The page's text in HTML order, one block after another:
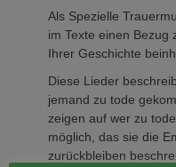
Als Spezielle
im Texte einen Bezug
Ihrer Geschichte
Diese Lieder
jemand zu tode
zeigen auf wer zu
möglich, das sie die
zurückbleiben